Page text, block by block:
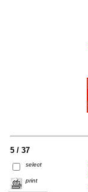
5 / 37
select
print